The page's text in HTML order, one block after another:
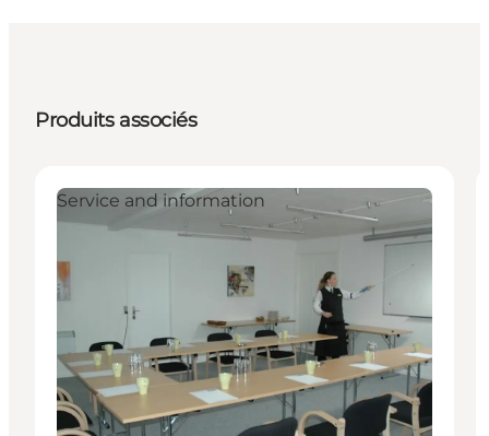
Produits associés
Service and information